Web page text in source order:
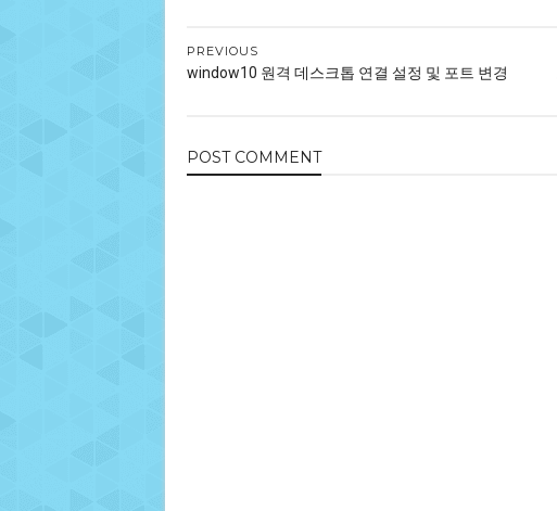
PREVIOUS
window10 원격 데스크톱 연결 설정 및 포트 변경
POST COMMENT